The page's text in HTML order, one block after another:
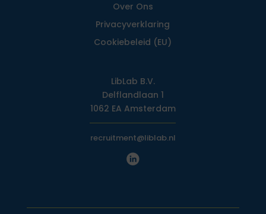
Over Ons
Privacy­verklaring
Cookiebeleid (EU)
LibLab B.V.
Delflandlaan 1
1062 EA Amsterdam
recruitment@liblab.nl